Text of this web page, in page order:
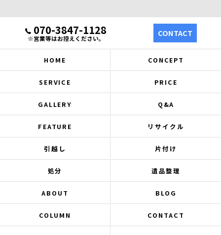
070-3847-1128
※営業等はお控えください。
CONTACT
HOME CONCEPT
SERVICE PRICE
GALLERY Q&A
FEATURE リサイクル
引越し 片付け
処分 遺品整理
ABOUT BLOG
COLUMN CONTACT